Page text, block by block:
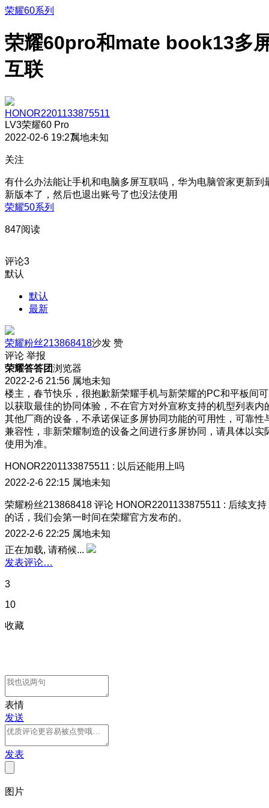
荣耀60系列
荣耀60pro和mate book13多
互联
HONOR2201133875511
LV3荣耀60 Pro
2022-02-6 19:27属地未知
关注
有什么办法能让手机和电脑多屏互联吗，华为电脑管家更新到
新版本了，然后也退出账号了也没法使用
荣耀50系列
847阅读
评论3
默认
默认
最新
荣耀粉丝213868418沙发 赞
评论 举报
荣耀答答团浏览器
2022-2-6 21:56 属地未知
楼主，春节快乐，很抱歉新荣耀手机与新荣耀的PC和平板间可
以获取最佳的协同体验，不在官方对外宣称支持的机型列表内
其他厂商的设备，不承诺保证多屏协同功能的可用性，可靠性
兼容性，非新荣耀制造的设备之间进行多屏协同，请具体以实
使用为准。
HONOR2201133875511 : 以后还能用上吗
2022-2-6 22:15 属地未知
荣耀粉丝213868418 评论 HONOR2201133875511 : 后续支持
的话，我们会第一时间在荣耀官方发布的。
2022-2-6 22:25 属地未知
正在加载, 请稍候...
发表评论…
3
10
收藏
表情
发送
发表
图片